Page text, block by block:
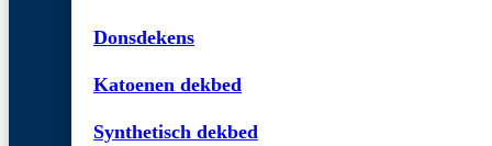
Donsdekens
Katoenen dekbed
Synthetisch dekbed